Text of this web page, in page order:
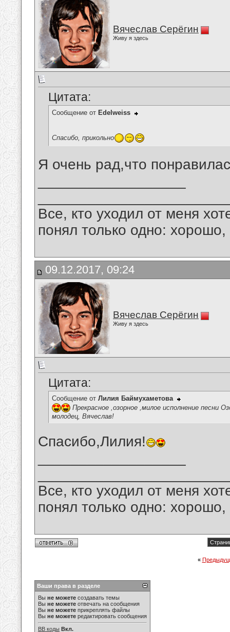
Вячеслав Серёгин
Живу я здесь
Цитата:
Сообщение от Edelweiss
Спасибо, прикольно
Я очень рад,что
Все, кто уходил от меня
понял только одно:
09.12.2017, 09:24
Вячеслав Серёгин
Живу я здесь
Цитата:
Сообщение от Лилия Баймухаметова
Прекрасное ,озорное ,милое исполнение песни
молодец, Вячеслав!
Спасибо,Лилия!
Все, кто уходил от меня
понял только одно:
«
Ваши права в разделе
Вы не можете создавать темы
Вы не можете отвечать на сообщения
Вы не можете прикреплять файлы
Вы не можете редактировать сообщения
BB коды Вкл.